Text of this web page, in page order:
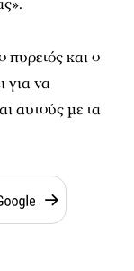
και ο
για να
αυτούς με τα